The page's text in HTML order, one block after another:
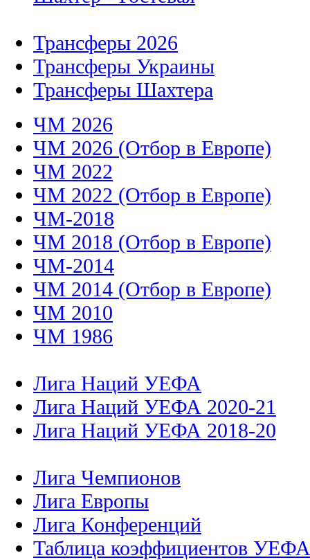
Трансферы 2026
Трансферы Украины
Трансферы Шахтера
ЧМ 2026
ЧМ 2026 (Отбор в Европе)
ЧМ 2022
ЧМ 2022 (Отбор в Европе)
ЧМ-2018
ЧМ 2018 (Отбор в Европе)
ЧМ-2014
ЧМ 2014 (Отбор в Европе)
ЧМ 2010
ЧМ 1986
Лига Наций УЕФА
Лига Наций УЕФА 2020-21
Лига Наций УЕФА 2018-20
Лига Чемпионов
Лига Европы
Лига Конференций
Таблица коэффициентов УЕФА